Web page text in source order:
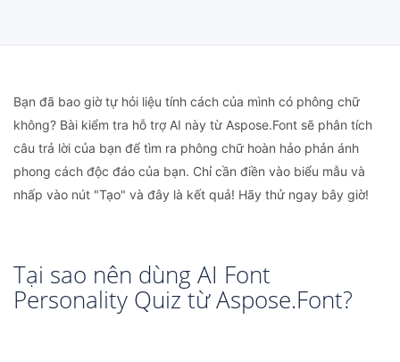
Bạn đã bao giờ tự hỏi liệu tính cách của mình có phông chữ
không? Bài kiểm tra hỗ trợ AI này từ Aspose.Font sẽ phân tích
câu trả lời của bạn để tìm ra phông chữ hoàn hảo phản ánh
phong cách độc đáo của bạn. Chỉ cần điền vào biểu mẫu và
nhấp vào nút "Tạo" và đây là kết quả! Hãy thử ngay bây giờ!
Tại sao nên dùng AI Font
Personality Quiz từ Aspose.Font?